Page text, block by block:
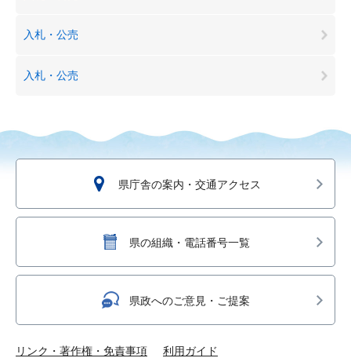
入札・公売
入札・公売
県庁舎の案内・交通アクセス
県の組織・電話番号一覧
県政へのご意見・ご提案
リンク・著作権・免責事項 利用ガイド